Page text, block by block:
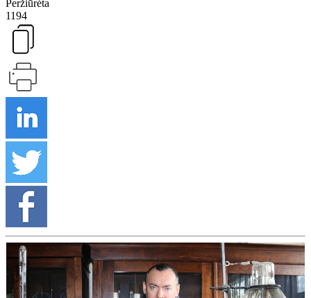
Peržiūrėta
1194